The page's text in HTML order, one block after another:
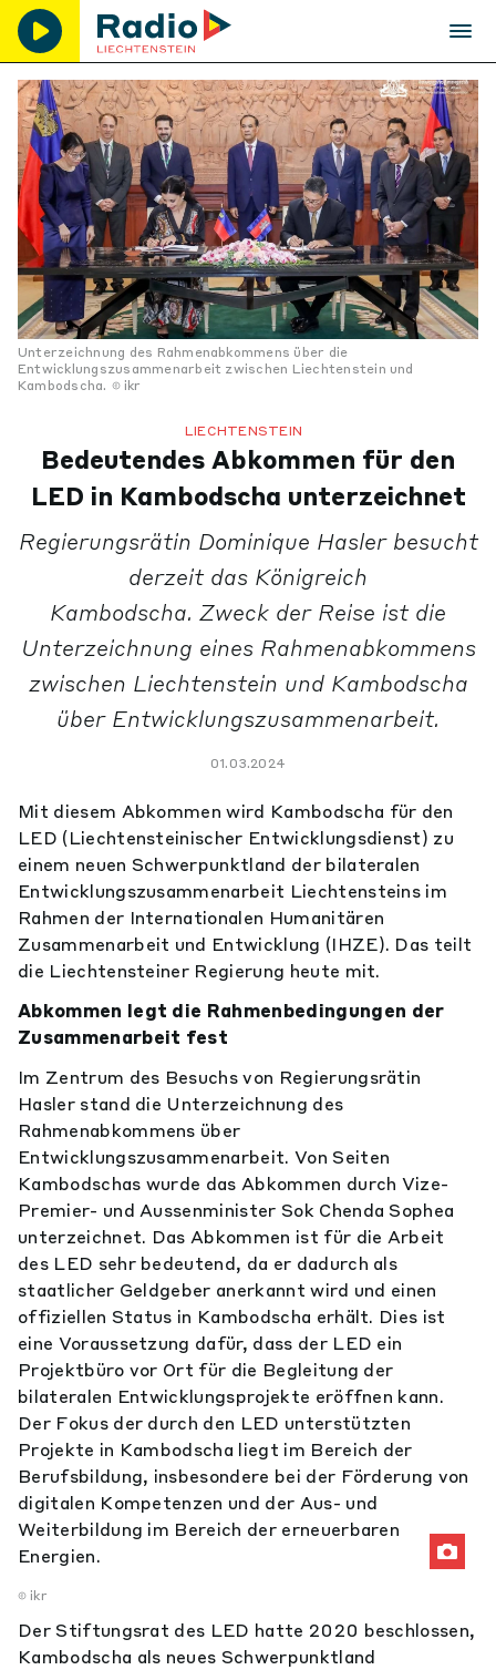
Unterzeichnung des Rahmenabkommens über die
Entwicklungszusammenarbeit zwischen Liechtenstein und
Kambodscha.
ikr
LIECHTENSTEIN
Bedeutendes Abkommen für den
LED in Kambodscha unterzeichnet
Regierungsrätin Dominique Hasler besucht
derzeit das Königreich
Kambodscha. Zweck der Reise ist die
Unterzeichnung eines Rahmenabkommens
zwischen Liechtenstein und Kambodscha
über Entwicklungszusammenarbeit.
01.03.2024
Mit diesem Abkommen wird Kambodscha für den
LED (Liechtensteinischer Entwicklungsdienst) zu
einem neuen Schwerpunktland der bilateralen
Entwicklungszusammenarbeit Liechtensteins im
Rahmen der Internationalen Humanitären
Zusammenarbeit und Entwicklung (IHZE). Das teilt
die Liechtensteiner Regierung heute mit.
Abkommen legt die Rahmenbedingungen der
Zusammenarbeit fest
Im Zentrum des Besuchs von Regierungsrätin
Hasler stand die Unterzeichnung des
Rahmenabkommens über
Entwicklungszusammenarbeit. Von Seiten
Kambodschas wurde das Abkommen durch Vize-
Premier- und Aussenminister Sok Chenda Sophea
unterzeichnet. Das Abkommen ist für die Arbeit
des LED sehr bedeutend, da er dadurch als
staatlicher Geldgeber anerkannt wird und einen
offiziellen Status in Kambodscha erhält. Dies ist
eine Voraussetzung dafür, dass der LED ein
Projektbüro vor Ort für die Begleitung der
bilateralen Entwicklungsprojekte eröffnen kann.
Der Fokus der durch den LED unterstützten
Projekte in Kambodscha liegt im Bereich der
Berufsbildung, insbesondere bei der Förderung von
digitalen Kompetenzen und der Aus- und
Weiterbildung im Bereich der erneuerbaren
Energien.
ikr
Der Stiftungsrat des LED hatte 2020 beschlossen,
Kambodscha als neues Schwerpunktland